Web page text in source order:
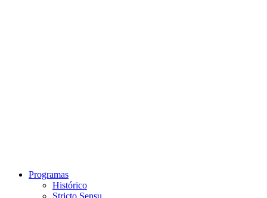
Programas
Histórico
Stricto Sensu